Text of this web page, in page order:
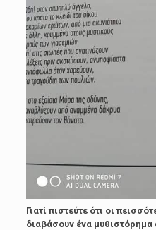
Γιατί πιστεύτε ότι οι
διαβάσουν ένα